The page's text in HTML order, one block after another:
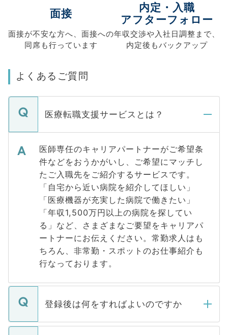
面接
面接が不安な方へ、 面接への
同席も行っています
内定・入職
アフターフォロー
年収交渉や入社日調整まで、
内定後もバックアップ
よくあるご質問
医療転職支援サービスとは？
医師専任のキャリアパートナーがご希望条
件などをおうかがいし、ご希望にマッチし
たご入職先をご紹介するサービスです。
「自宅から近い病院を紹介してほしい」
「医療機器が充実した病院で働きたい」
「年収1,500万円以上の病院を探してい
る」など、さまざまなご要望をキャリアパ
ートナーにお伝えください。常勤求人はも
ちろん、非常勤・スポットのお仕事紹介も
行なっております。
登録後は何をすればよいのですか
ご登録いただきましたら、弊社担当者がご